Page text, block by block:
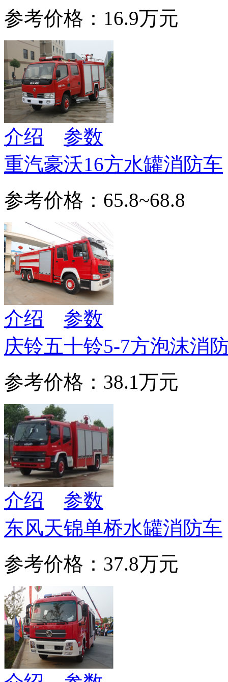
参考价格：16.9万元
介绍
参数
重汽豪沃16方水罐消防车
参考价格：65.8~68.8
介绍
参数
庆铃五十铃5-7方泡沫消
参考价格：38.1万元
介绍
参数
东风天锦单桥水罐消防车
参考价格：37.8万元